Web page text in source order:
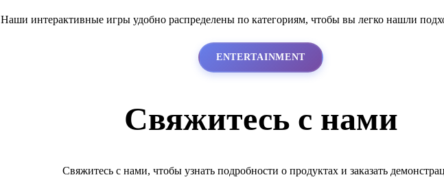
Наши интерактивные игры удобно распределены по категориям, чтобы вы легко нашли
ENTERTAINMENT
Свяжитесь с нами
Свяжитесь с нами, чтобы узнать подробности о продуктах и заказать